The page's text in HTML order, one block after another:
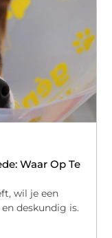
Waar Op Te
wil je een
deskundig is.